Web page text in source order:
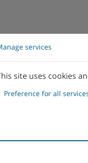
ハイテク分野のトッ
ません。<br/> <br/
ンは、ほぼ無限です
ウを自在に使いこなし
services
site uses cookies
Preference for all